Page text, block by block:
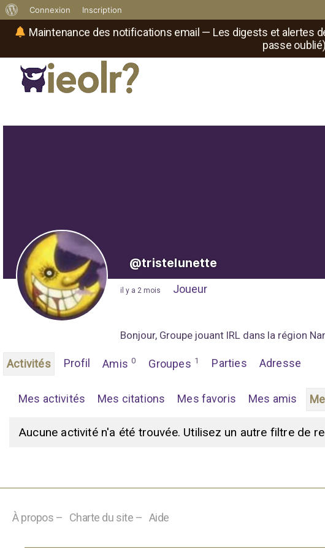
Maintenance des notifications email — Les digests et alertes
passe
propos
WordPress
Connexion Inscription
où
@tristelunette
il y a 2 mois Joueur
Bonjour, Groupe jouant IRL dans la région
Activités Profil Amis 0 Groupes 1 Parties Adresse
Mes activités Mes citations Mes favoris Mes amis
Aucune activité n'a été trouvée. Utilisez un autre filtre de
À propos – Charte du site – Aide